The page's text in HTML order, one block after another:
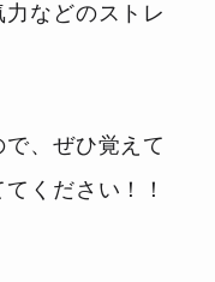
などのストレ
、ぜひ覚えて
ください！！